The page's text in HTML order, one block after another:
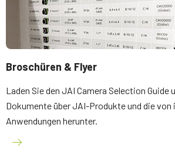
Broschüren & Flyer
Laden Sie den JAI Camera Selection Guide
Dokumente über JAI-Produkte und die
Anwendungen herunter.